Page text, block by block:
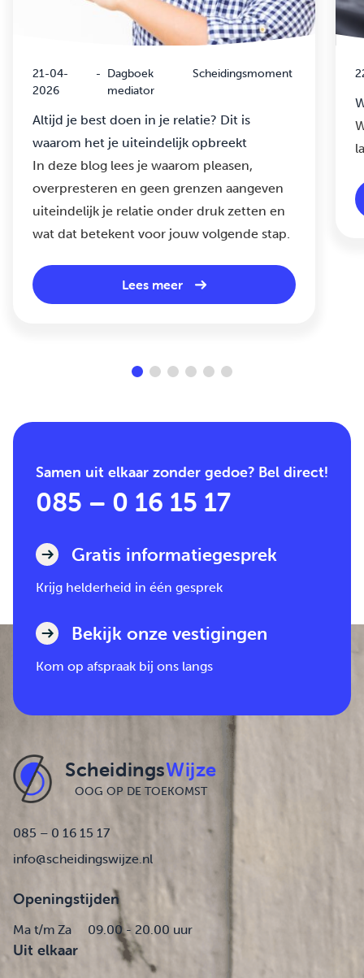
21-04-
2026
- Dagboek
mediator
Scheidingsmoment
Altijd je best doen in je relatie? Dit is
waarom het je uiteindelijk opbreekt
In deze blog lees je waarom pleasen,
overpresteren en geen grenzen aangeven
uiteindelijk je relatie onder druk zetten en
wat dat betekent voor jouw volgende stap.
Lees meer
Samen uit elkaar zonder gedoe? Bel direct!
085 – 0 16 15 17
Gratis informatiegesprek
Krijg helderheid in één gesprek
Bekijk onze vestigingen
Kom op afspraak bij ons langs
ScheidingsWijze
OOG OP DE TOEKOMST
085 – 0 16 15 17
info@scheidingswijze.nl
Openingstijden
Ma t/m Za 09.00 - 20.00 uur
Uit elkaar